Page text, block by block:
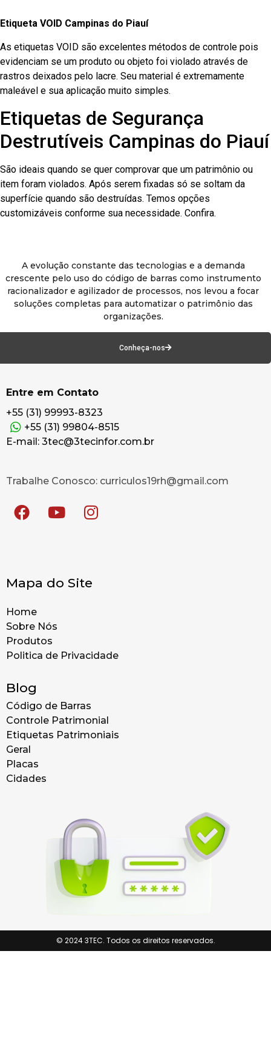
Etiqueta VOID Campinas do Piauí
As etiquetas VOID são excelentes métodos de controle pois
evidenciam se um produto ou objeto foi violado através de
rastros deixados pelo lacre. Seu material é extremamente
maleável e sua aplicação muito simples.
Etiquetas de Segurança
Destrutíveis Campinas do Piauí
São ideais quando se quer comprovar que um patrimônio ou
item foram violados. Após serem fixadas só se soltam da
superfície quando são destruídas. Temos opções
customizáveis conforme sua necessidade. Confira.
A evolução constante das tecnologias e a demanda
crescente pelo uso do código de barras como instrumento
racionalizador e agilizador de processos, nos levou a focar
soluções completas para automatizar o patrimônio das
organizações.
Conheça-nos
Entre em Contato
+55 (31) 99993-8323
+55 (31) 99804-8515
E-mail: 3tec@3tecinfor.com.br
Trabalhe Conosco: curriculos19rh@gmail.com
Mapa do Site
Home
Sobre Nós
Produtos
Politica de Privacidade
Blog
Código de Barras
Controle Patrimonial
Etiquetas Patrimoniais
Geral
Placas
Cidades
© 2024 3TEC. Todos os direitos reservados.